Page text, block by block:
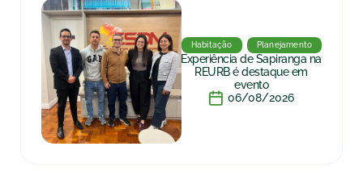
Habitação Planejamento
Experiência de Sapiranga na
REURB é destaque em
evento
06/08/2026